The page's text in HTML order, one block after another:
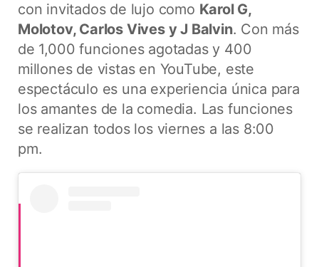
con invitados de lujo como Karol G,
Molotov, Carlos Vives y J Balvin. Con más
de 1,000 funciones agotadas y 400
millones de vistas en YouTube, este
espectáculo es una experiencia única para
los amantes de la comedia. Las funciones
se realizan todos los viernes a las 8:00
pm.